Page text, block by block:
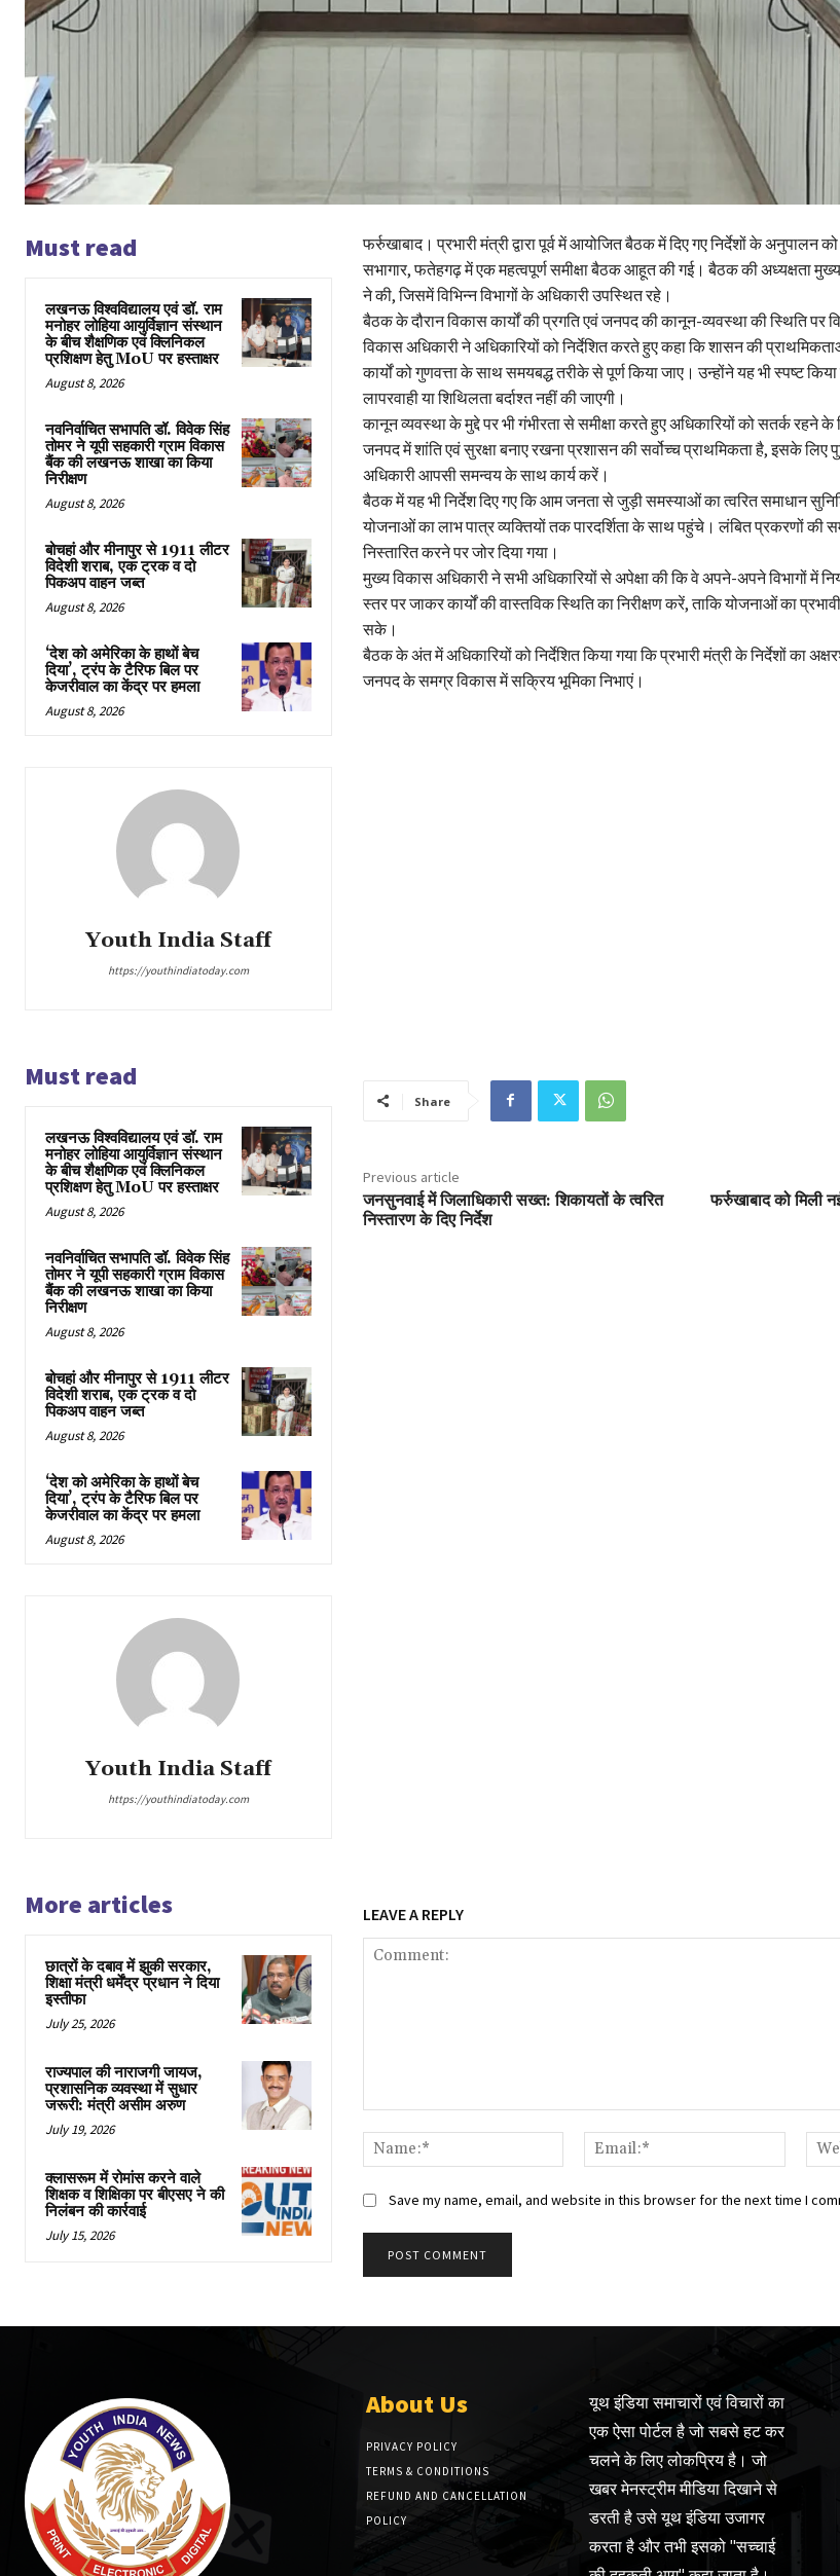
Must read
लखनऊ विश्वविद्यालय एवं डॉ. राम
मनोहर लोहिया आयुर्विज्ञान संस्थान
के बीच शैक्षणिक एवं क्लिनिकल
प्रशिक्षण हेतु MoU पर हस्ताक्षर
August 8, 2026
नवनिर्वाचित सभापति डॉ. विवेक सिंह
तोमर ने यूपी सहकारी ग्राम विकास
बैंक की लखनऊ शाखा का किया
निरीक्षण
August 8, 2026
बोचहां और मीनापुर से 1911 लीटर
विदेशी शराब, एक ट्रक व दो
पिकअप वाहन जब्त
August 8, 2026
‘देश को अमेरिका के हाथों बेच
दिया’, ट्रंप के टैरिफ बिल पर
केजरीवाल का केंद्र पर हमला
August 8, 2026
Youth India Staff
https://youthindiatoday.com
फर्रुखाबाद। प्रभारी मंत्री द्वारा पूर्व में आयोजित बैठक में दिए गए निर्देशों के अनुपालन
सभागार, फतेहगढ़ में एक महत्वपूर्ण समीक्षा बैठक आहूत की गई। बैठक की अध्यक्षता
ने की, जिसमें विभिन्न विभागों के अधिकारी उपस्थित रहे।
बैठक के दौरान विकास कार्यों की प्रगति एवं जनपद की कानून-व्यवस्था की स्थिति पर
विकास अधिकारी ने अधिकारियों को निर्देशित करते हुए कहा कि शासन की
कार्यों को गुणवत्ता के साथ समयबद्ध तरीके से पूर्ण किया जाए। उन्होंने यह भी स्पष्ट
लापरवाही या शिथिलता बर्दाश्त नहीं की जाएगी।
कानून व्यवस्था के मुद्दे पर भी गंभीरता से समीक्षा करते हुए अधिकारियों को सतर्क रहने के
जनपद में शांति एवं सुरक्षा बनाए रखना प्रशासन की सर्वोच्च प्राथमिकता है, इसके
अधिकारी आपसी समन्वय के साथ कार्य करें।
बैठक में यह भी निर्देश दिए गए कि आम जनता से जुड़ी समस्याओं का त्वरित समाधान
योजनाओं का लाभ पात्र व्यक्तियों तक पारदर्शिता के साथ पहुंचे। लंबित प्रकरणों की
निस्तारित करने पर जोर दिया गया।
मुख्य विकास अधिकारी ने सभी अधिकारियों से अपेक्षा की कि वे अपने-अपने विभागों में
स्तर पर जाकर कार्यों की वास्तविक स्थिति का निरीक्षण करें, ताकि योजनाओं का
सके।
बैठक के अंत में अधिकारियों को निर्देशित किया गया कि प्रभारी मंत्री के निर्देशों का
जनपद के समग्र विकास में सक्रिय भूमिका निभाएं।
Must read
लखनऊ विश्वविद्यालय एवं डॉ. राम
मनोहर लोहिया आयुर्विज्ञान संस्थान
के बीच शैक्षणिक एवं क्लिनिकल
प्रशिक्षण हेतु MoU पर हस्ताक्षर
August 8, 2026
नवनिर्वाचित सभापति डॉ. विवेक सिंह
तोमर ने यूपी सहकारी ग्राम विकास
बैंक की लखनऊ शाखा का किया
निरीक्षण
August 8, 2026
बोचहां और मीनापुर से 1911 लीटर
विदेशी शराब, एक ट्रक व दो
पिकअप वाहन जब्त
August 8, 2026
‘देश को अमेरिका के हाथों बेच
दिया’, ट्रंप के टैरिफ बिल पर
केजरीवाल का केंद्र पर हमला
August 8, 2026
Youth India Staff
https://youthindiatoday.com
Share
Previous article
जनसुनवाई में जिलाधिकारी सख्त: शिकायतों के त्वरित
निस्तारण के दिए निर्देश
फर्रुखाबाद को मिली
More articles
छात्रों के दबाव में झुकी सरकार,
शिक्षा मंत्री धर्मेंद्र प्रधान ने दिया
इस्तीफा
July 25, 2026
राज्यपाल की नाराजगी जायज,
प्रशासनिक व्यवस्था में सुधार
जरूरी: मंत्री असीम अरुण
July 19, 2026
क्लासरूम में रोमांस करने वाले
शिक्षक व शिक्षिका पर बीएसए ने की
निलंबन की कार्रवाई
July 15, 2026
LEAVE A REPLY
Name:*
Email:*
Save my name, email, and website in this browser for the next time I
About Us
PRIVACY POLICY
TERMS & CONDITIONS
REFUND AND CANCELLATION
POLICY
यूथ इंडिया समाचारों एवं विचारों का
एक ऐसा पोर्टल है जो सबसे हट कर
चलने के लिए लोकप्रिय है। जो
खबर मेनस्ट्रीम मीडिया दिखाने से
डरती है उसे यूथ इंडिया उजागर
करता है और तभी इसको "सच्चाई